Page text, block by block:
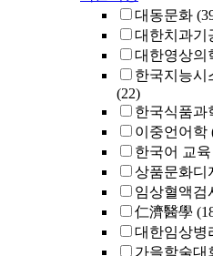
대동문화
대한치과기
대한영상의
한국지능시
(22)
한국식품과
이중언어학
한국어 교육
상품문화디
임상혈액검
仁濟醫學
대한임상병
가을학술대